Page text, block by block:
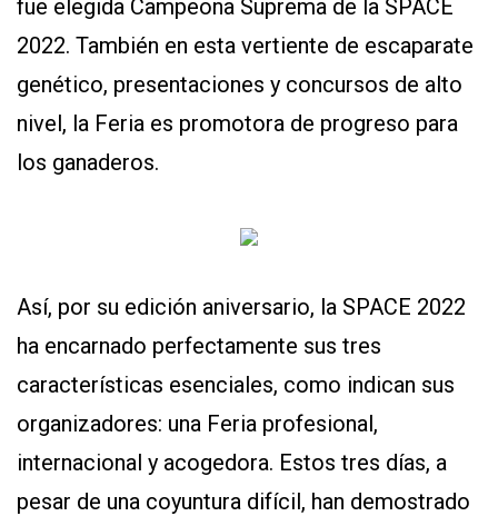
fue elegida Campeona Suprema de la SPACE
2022. También en esta vertiente de escaparate
genético, presentaciones y concursos de alto
nivel, la Feria es promotora de progreso para
los ganaderos.
Así, por su edición aniversario, la SPACE 2022
ha encarnado perfectamente sus tres
características esenciales, como indican sus
organizadores: una Feria profesional,
internacional y acogedora. Estos tres días, a
pesar de una coyuntura difícil, han demostrado